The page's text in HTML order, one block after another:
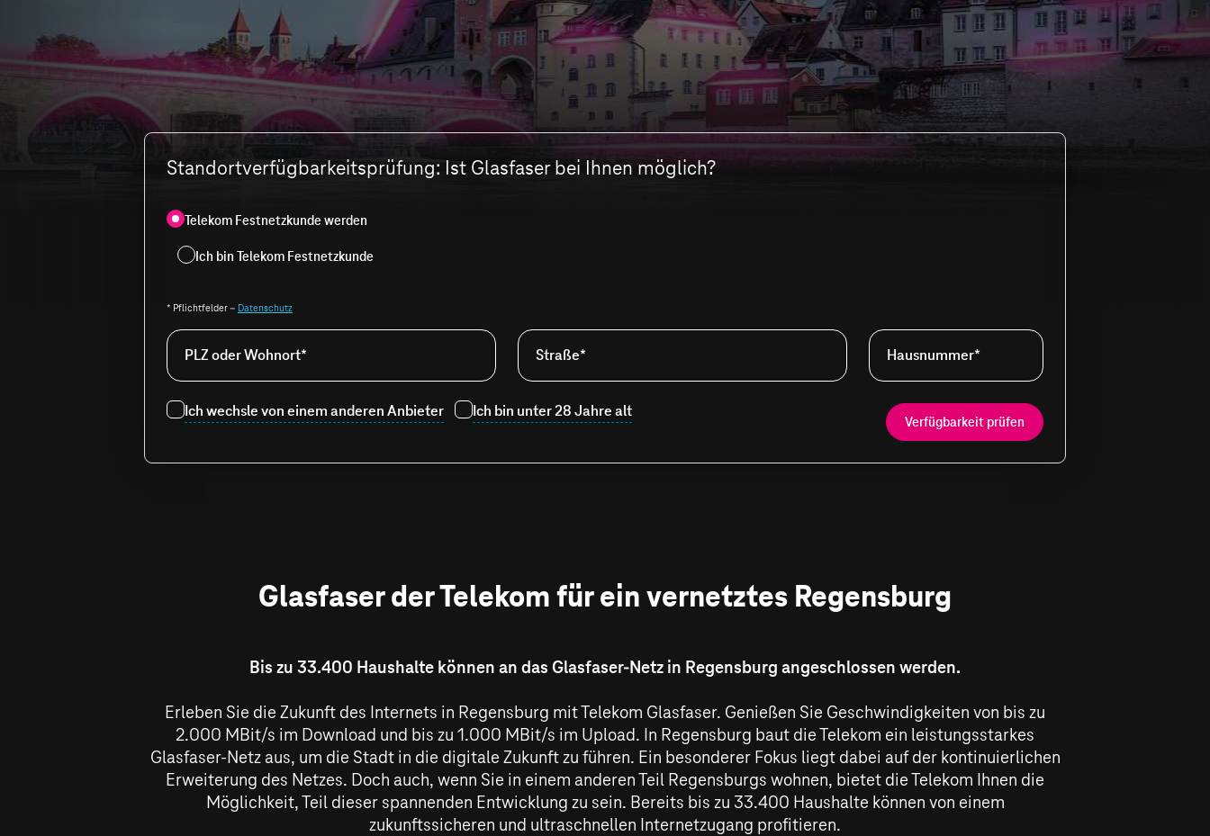
Standortverfügbarkeitsprüfung: Ist Glasfaser bei Ihnen möglich?
Telekom Festnetzkunde werden
Ich bin Telekom Festnetzkunde
* Pflichtfelder – Datenschutz
PLZ oder Wohnort* Straße* Hausnummer*
Ich wechsle von einem anderen Anbieter Ich bin unter 28 Jahre alt
Verfügbarkeit prüfen
Glasfaser der Telekom für ein vernetztes Regensburg
Bis zu 33.400 Haushalte können an das Glasfaser-Netz in Regensburg angeschlossen werden.
Erleben Sie die Zukunft des Internets in Regensburg mit Telekom Glasfaser. Genießen Sie Geschwindigkeiten von bis zu
2.000 MBit/s im Download und bis zu 1.000 MBit/s im Upload. In Regensburg baut die Telekom ein leistungsstarkes
Glasfaser-Netz aus, um die Stadt in die digitale Zukunft zu führen. Ein besonderer Fokus liegt dabei auf der kontinuierlichen
Erweiterung des Netzes. Doch auch, wenn Sie in einem anderen Teil Regensburgs wohnen, bietet die Telekom Ihnen die
Möglichkeit, Teil dieser spannenden Entwicklung zu sein. Bereits bis zu 33.400 Haushalte können von einem
zukunftssicheren und ultraschnellen Internetzugang profitieren.